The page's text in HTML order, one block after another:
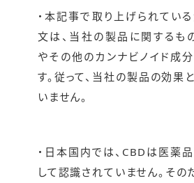
・本記事で取り上げられてい
文は、当社の製品に関するも
やその他のカンナビノイド成
す。従って、当社の製品の効果
いません。
・日本国内では、CBDは医薬
して認識されていません。その